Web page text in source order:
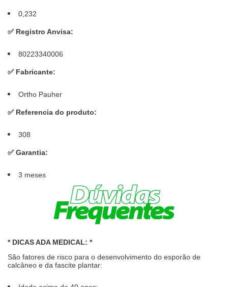
0,232
✅ Registro Anvisa:
80223340006
✅ Fabricante:
Ortho Pauher
✅ Referencia do produto:
308
✅ Garantia:
3 meses
* DICAS ADA MEDICAL: *
São fatores de risco para o desenvolvimento do esporão de
calcâneo e da fascite plantar: